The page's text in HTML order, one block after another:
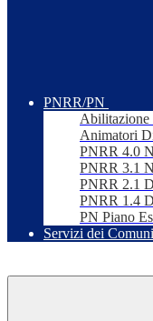
PNRR/PN
Abilitazione
Animatori
PNRR 4.0
PNRR 3.1
PNRR 2.1
PNRR 1.4
PN Piano
Servizi dei Comuni